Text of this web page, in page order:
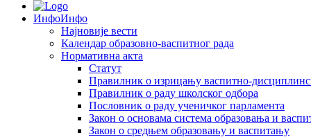
ИнфоИнфо
Најновије вести
Календар образовно-васпитног рада
Нормативна акта
Статут
Правилник о изрицању васпитно-
Правилник о раду школског одбора
Пословник о раду ученичког парламента
Закон о основама система образовања и
Закон о средњем образовању и васпитању